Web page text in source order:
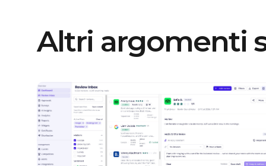
Altri argomenti